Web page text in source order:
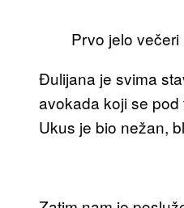
Prvo jelo
Đulijana je svima
avokada koji se
Ukus je bio nežan,